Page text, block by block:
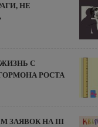
НЕ
С
РОСТА
ЗАЯВОК НА III